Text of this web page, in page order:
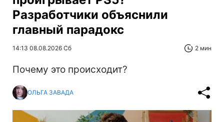
Разработчики объяснили
главный парадокс
14:13 08.08.2026 Сб 2 мин
Почему это происходит?
ОЛЬГА ЗАВАДА